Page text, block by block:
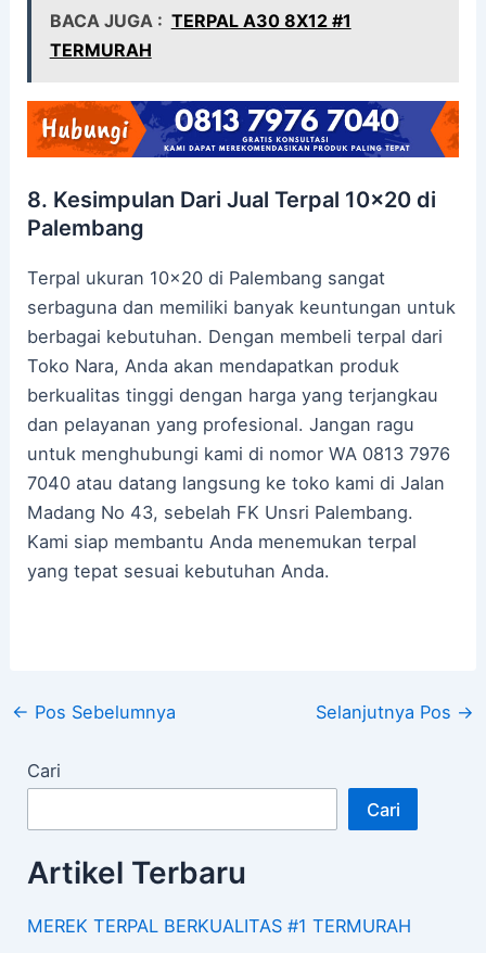
BACA JUGA : TERPAL A30 8X12 #1
TERMURAH
8. Kesimpulan Dari Jual Terpal 10×20 di
Palembang
Terpal ukuran 10×20 di Palembang sangat
serbaguna dan memiliki banyak keuntungan untuk
berbagai kebutuhan. Dengan membeli terpal dari
Toko Nara, Anda akan mendapatkan produk
berkualitas tinggi dengan harga yang terjangkau
dan pelayanan yang profesional. Jangan ragu
untuk menghubungi kami di nomor WA 0813 7976
7040 atau datang langsung ke toko kami di Jalan
Madang No 43, sebelah FK Unsri Palembang.
Kami siap membantu Anda menemukan terpal
yang tepat sesuai kebutuhan Anda.
← Pos Sebelumnya Selanjutnya Pos →
Cari
Cari
Artikel Terbaru
MEREK TERPAL BERKUALITAS #1 TERMURAH